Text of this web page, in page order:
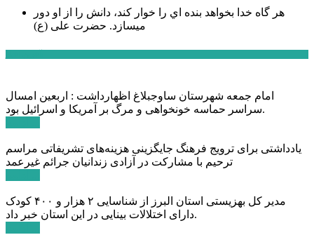
هر گاه خدا بخواهد بنده اي را خوار كند، دانش را از او دور
میسازد. حضرت علی (ع)
امام جمعه شهرستان ساوجبلاغ اظهارداشت : اربعین امسال
سراسر حماسه خونخواهی و مرگ بر آمریکا و اسرائیل بود.
یادداشتی برای ترویج فرهنگ جایگزینی هزینه‌های تشریفاتی مراسم
ترحیم با مشارکت در آزادی زندانیان جرائم غیرعمد
مدیر کل بهزیستی استان البرز از شناسایی ۲ هزار و ۴۰۰ کودک
دارای اختلالات بینایی در این استان خبر داد.